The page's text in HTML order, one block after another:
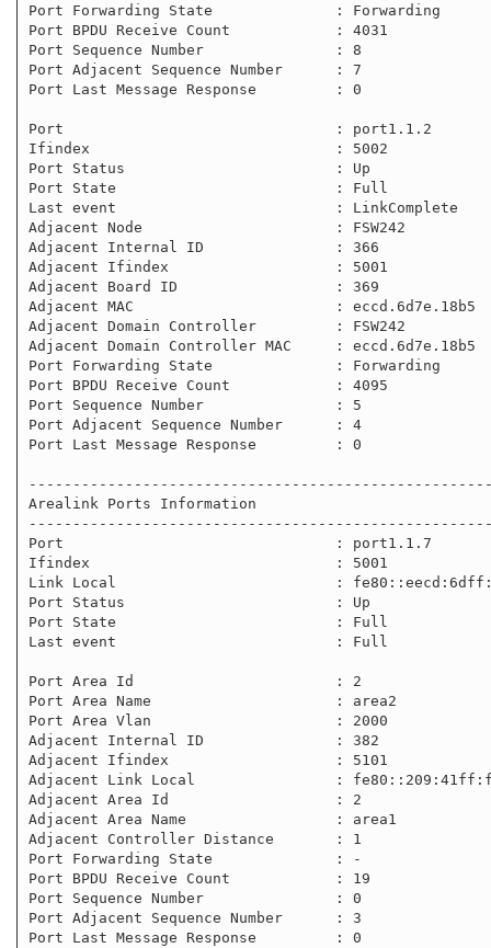
Port Forwarding State              : Forwarding
Port BPDU Receive Count            : 4031
Port Sequence Number               : 8
Port Adjacent Sequence Number      : 7
Port Last Message Response         : 0
Port                               : port1.1.2
Ifindex                            : 5002
Port Status                        : Up
Port State                         : Full
Last event                         : LinkComplete
Adjacent Node                      : FSW242
Adjacent Internal ID               : 366
Adjacent Ifindex                   : 5001
Adjacent Board ID                  : 369
Adjacent MAC                       : eccd.6d7e.18b5
Adjacent Domain Controller         : FSW242
Adjacent Domain Controller MAC     : eccd.6d7e.18b5
Port Forwarding State              : Forwarding
Port BPDU Receive Count            : 4095
Port Sequence Number               : 5
Port Adjacent Sequence Number      : 4
Port Last Message Response         : 0
Arealink Ports Information
Port                               : port1.1.7
Ifindex                            : 5001
Link Local                         :
Port Status                        : Up
Port State                         : Full
Last event                         : Full
Port Area Id                       : 2
Port Area Name                     : area2
Port Area Vlan                     : 2000
Adjacent Internal ID               : 382
Adjacent Ifindex                   : 5101
Adjacent Link Local                :
Adjacent Area Id                   : 2
Adjacent Area Name                 : area1
Adjacent Controller Distance       : 1
Port Forwarding State              : -
Port BPDU Receive Count            : 19
Port Sequence Number               : 0
Port Adjacent Sequence Number      : 3
Port Last Message Response         : 0